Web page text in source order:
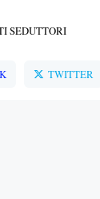
SEDUTTORI
TWITTER